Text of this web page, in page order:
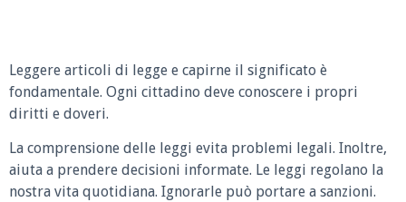
Leggere articoli di legge e capirne il significato è
fondamentale. Ogni cittadino deve conoscere i propri
diritti e doveri.
La comprensione delle leggi evita problemi legali. Inoltre,
aiuta a prendere decisioni informate. Le leggi regolano la
nostra vita quotidiana. Ignorarle può portare a sanzioni.